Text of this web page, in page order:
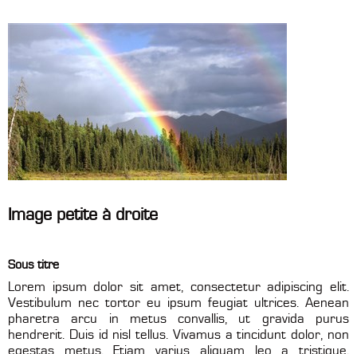
Image petite à droite
Sous titre
Lorem ipsum dolor sit amet, consectetur adipiscing elit.
Vestibulum nec tortor eu ipsum feugiat ultrices. Aenean
pharetra arcu in metus convallis, ut gravida purus
hendrerit. Duis id nisl tellus. Vivamus a tincidunt dolor, non
egestas metus. Etiam varius aliquam leo a tristique.